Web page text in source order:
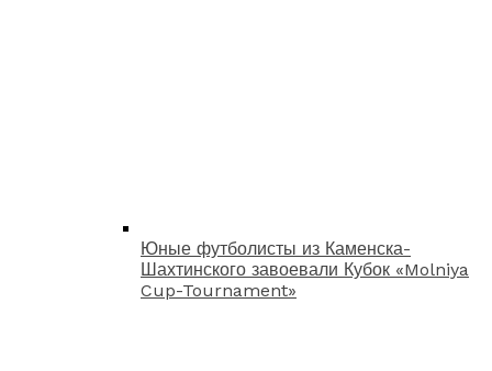
Юные футболисты из Каменска-
Шахтинского завоевали Кубок «Molniya
Cup-Tournament»